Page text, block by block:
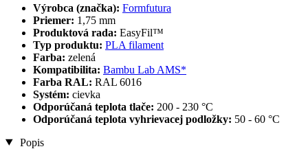
Výrobca (značka): Formfutura
Priemer: 1,75 mm
Produktová rada: EasyFil™
Typ produktu: PLA filament
Farba: zelená
Kompatibilita: Bambu Lab AMS*
Farba RAL: RAL 6016
Systém: cievka
Odporúčaná teplota tlače: 200 - 230 °C
Odporúčaná teplota vyhrievacej podložky: 50 - 60 °C
Popis